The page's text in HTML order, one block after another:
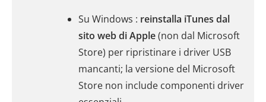
Su Windows : reinstalla iTunes dal
sito web di Apple(non dal Microsoft
Store) per ripristinare i driver USB
mancanti; la versione del Microsoft
Store non include componenti driver